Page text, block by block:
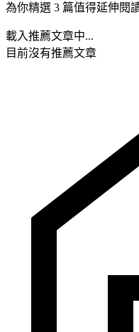
為你精選 3 篇值得延伸閱
載入推薦文章中...
目前沒有推薦文章